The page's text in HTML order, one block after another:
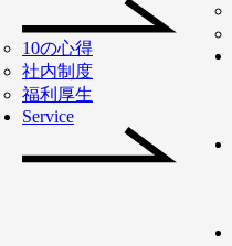
10の心得
社内制度
福利厚生
Service
やるからには
を目指さな
がない。「三
し」で圧倒
メンバーインタ